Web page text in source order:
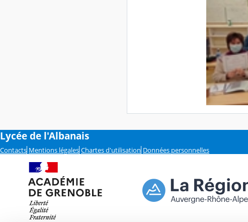
Lycée de l'Albanais
Contacts Mentions légales Chartes d'utilisation Données personnelles